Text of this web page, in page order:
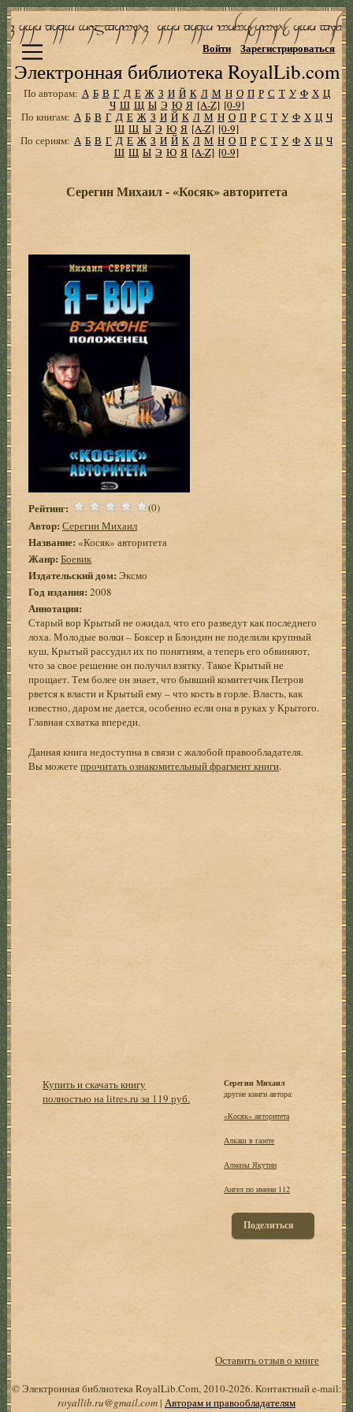
Электронная библиотека RoyalLib.com
Войти Зарегистрироваться
По авторам: А Б В Г Д Е Ж З И Й К Л М Н О П Р С Т У Ф Х Ц
Ч Ш Щ Ы Э Ю Я [A-Z] [0-9]
По книгам: А Б В Г Д Е Ж З И Й К Л М Н О П Р С Т У Ф Х Ц Ч
Ш Щ Ы Э Ю Я [A-Z] [0-9]
По сериям: А Б В Г Д Е Ж З И Й К Л М Н О П Р С Т У Ф Х Ц Ч
Ш Щ Ы Э Ю Я [A-Z] [0-9]
Серегин Михаил - «Косяк» авторитета
Рейтинг: (0)
Автор: Серегин Михаил
Название: «Косяк» авторитета
Жанр: Боевик
Издательский дом: Эксмо
Год издания: 2008
Аннотация:
Старый вор Крытый не ожидал, что его разведут как последнего
лоха. Молодые волки – Боксер и Блондин не поделили крупный
куш, Крытый рассудил их по понятиям, а теперь его обвиняют,
что за свое решение он получил взятку. Такое Крытый не
прощает. Тем более он знает, что бывший комитетчик Петров
рвется к власти и Крытый ему – что кость в горле. Власть, как
известно, даром не дается, особенно если она в руках у Крытого.
Главная схватка впереди.
Данная книга недоступна в связи с жалобой правообладателя.
Вы можетепрочитать ознакомительный фрагмент книги.
Купить и скачать книгу
полностью на litres.ru за 119 руб.
Серегин Михаил
другие книги автора:
«Косяк» авторитета
Алкаш в газете
Алмазы Якутии
Ангел по имени 112
Поделиться
Оставить отзыв о книге
© Электронная библиотека RoyalLib.Com, 2010-2026. Контактный e-mail:
royallib.ru@gmail.com| Авторам и правообладателям